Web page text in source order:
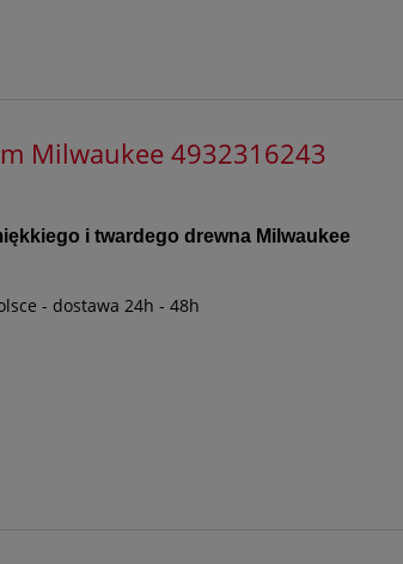
Milwaukee 4932316243
i twardego drewna Milwaukee
- dostawa 24h - 48h